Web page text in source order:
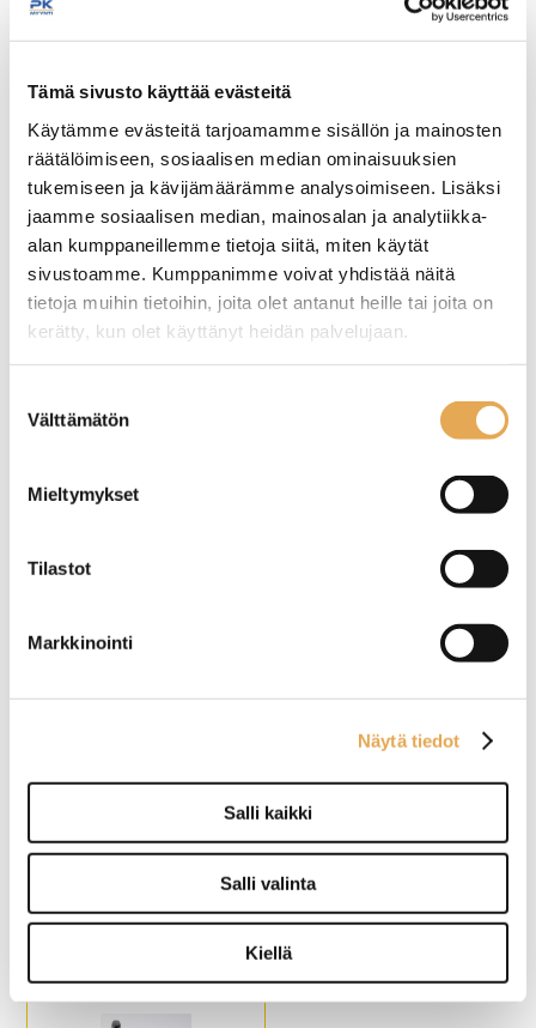
Tämä sivusto käyttää evästeitä
Käytämme evästeitä tarjoamamme sisällön ja mainosten
räätälöimiseen, sosiaalisen median ominaisuuksien
tukemiseen ja kävijämäärämme analysoimiseen. Lisäksi
jaamme sosiaalisen median, mainosalan ja analytiikka-
alan kumppaneillemme tietoja siitä, miten käytät
sivustoamme. Kumppanimme voivat yhdistää näitä
tietoja muihin tietoihin, joita olet antanut heille tai joita on
kerätty, kun olet käyttänyt heidän palvelujaan.
valinta
Välttämätön
Mieltymykset
Tilastot
Markkinointi
Näytä tiedot
Salli kaikki
Salli valinta
Kiellä
rahoituksella
TUTUSTU ›
Sauvasekoitin Robot
Coupe mini MP 190 V.V
Sekoitusputken pituus:
Kapasiteetti: maksimissaan
Sauvasekoitin Robot
Tehosekoitinputki 250mm /
15-litran soseuttamiseen.
Coupe MP 350 V.V Ultra
Sekoitusputken pituus:
Kapasiteetti: maksimissaan
50-litran soseuttamiseen.
Sauvasekoitin Hendi 350
Tehosekoitinputken pituus
mm.
Vispilän pituus 240 mm.